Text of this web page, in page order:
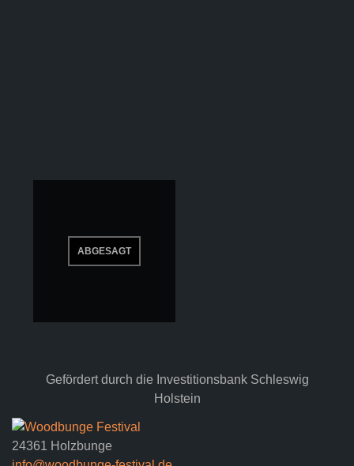
Gefördert durch die Investitionsbank Schleswig
Holstein
24361 Holzbunge